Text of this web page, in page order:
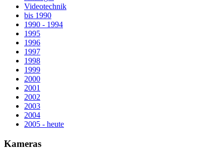
Videotechnik
bis 1990
1990 - 1994
1995
1996
1997
1998
1999
2000
2001
2002
2003
2004
2005 - heute
Kameras